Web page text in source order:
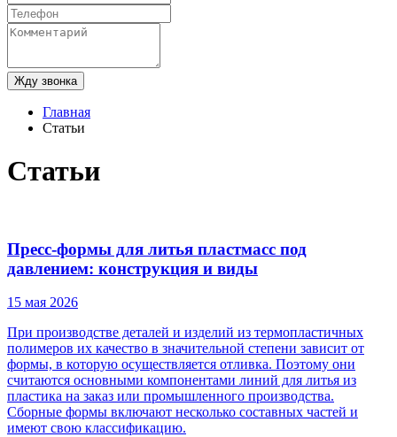
Жду звонка
Главная
Статьи
Статьи
Пресс-формы для литья пластмасс под
давлением: конструкция и виды
15 мая 2026
При производстве деталей и изделий из термопластичных
полимеров их качество в значительной степени зависит от
формы, в которую осуществляется отливка. Поэтому они
считаются основными компонентами линий для литья из
пластика на заказ или промышленного производства.
Сборные формы включают несколько составных частей и
имеют свою классификацию.